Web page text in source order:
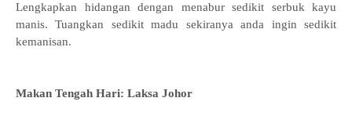
Lengkapkan hidangan dengan menabur sedikit serbuk kayu
manis. Tuangkan sedikit madu sekiranya anda ingin sedikit
kemanisan.
Makan Tengah Hari: Laksa Johor